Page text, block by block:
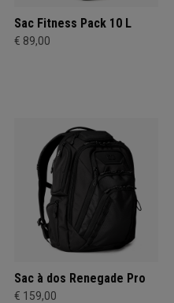
Sac Fitness Pack 10 L
€ 89,00
Sac à dos Renegade Pro
€ 159,00